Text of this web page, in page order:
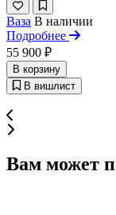
Ваза В наличии
Подробнее
55 900 ₽
В корзину
В вишлист
Вам может